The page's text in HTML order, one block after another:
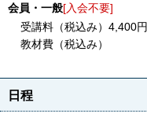
会員・一般[入会不要]
受講料（税込み）4,400円
教材費（税込み）
日程